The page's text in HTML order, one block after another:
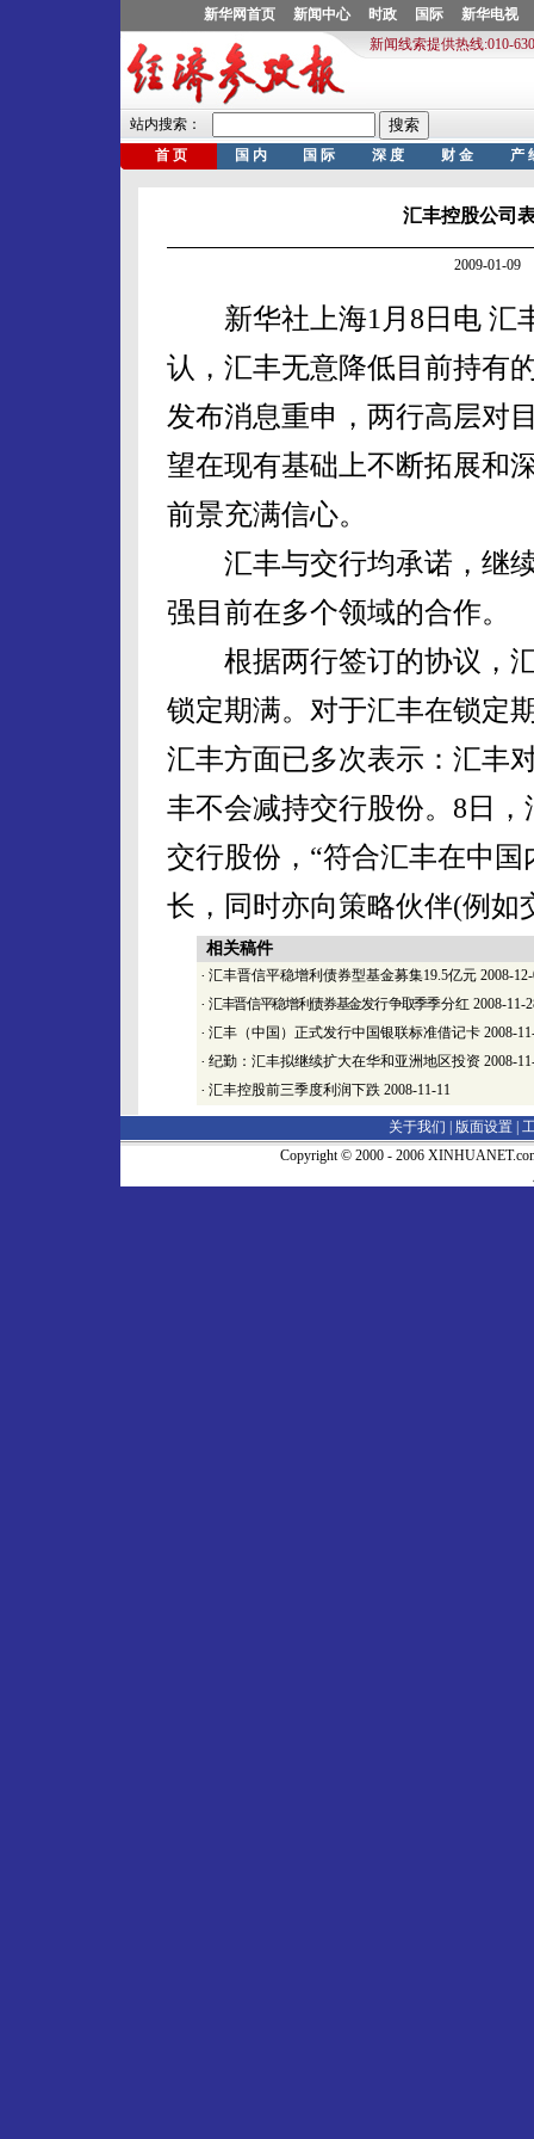
汇丰控股公司
2009-01-09
新华社上海1月8日电 汇
认，汇丰无意降低目前持有
发布消息重申，两行高层对
望在现有基础上不断拓展和
前景充满信心。
汇丰与交行均承诺，继续
强目前在多个领域的合作。
根据两行签订的协议，汇
锁定期满。对于汇丰在锁定
汇丰方面已多次表示：汇丰
丰不会减持交行股份。8日
交行股份，“符合汇丰在中
长，同时亦向策略伙伴(例如
相关稿件
· 汇丰晋信平稳增利债券型基金募集19.5亿元 2008-
· 汇丰晋信平稳增利债券基金发行 争取季季分红 2008-11-
· 汇丰（中国）正式发行中国银联标准借记卡 2008-
· 纪勤：汇丰拟继续扩大在华和亚洲地区投资 2008-
· 汇丰控股前三季度利润下跌 2008-11-11
关于我们 | 版面设置
Copyright © 2000 - 2006